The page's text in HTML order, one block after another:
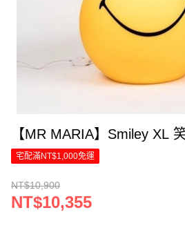
【MR MARIA】Smiley XL
宅配滿NT$1,000免運
NT$10,900
NT$10,355